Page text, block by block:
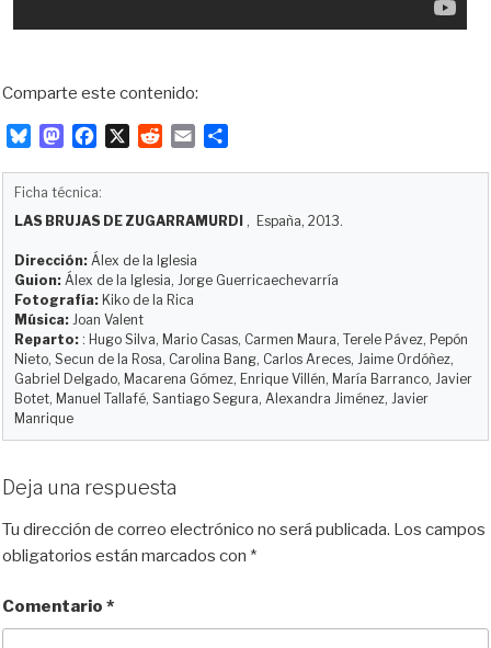
Comparte este contenido:
u
s
k
y
M
o
d
o
n
b
o
o
k
X
i
t
l
a
t
Ficha técnica:
LAS BRUJAS DE ZUGARRAMURDI , España, 2013.
Dirección: Álex de la Iglesia
Guion: Álex de la Iglesia, Jorge Guerricaechevarría
Fotografía: Kiko de la Rica
Música: Joan Valent
Reparto: : Hugo Silva, Mario Casas, Carmen Maura, Terele Pávez, Pepón
Nieto, Secun de la Rosa, Carolina Bang, Carlos Areces, Jaime Ordóñez,
Gabriel Delgado, Macarena Gómez, Enrique Villén, María Barranco, Javier
Botet, Manuel Tallafé, Santiago Segura, Alexandra Jiménez, Javier
Manrique
Deja una respuesta
Tu dirección de correo electrónico no será publicada. Los campos
obligatorios están marcados con *
Comentario *